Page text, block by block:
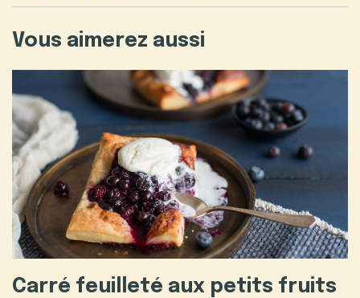
Vous aimerez aussi
Carré feuilleté aux petits fruits